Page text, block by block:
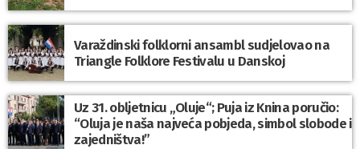
Varaždinski folklorni ansambl sudjelovao na
Triangle Folklore Festivalu u Danskoj
Uz 31. obljetnicu „Oluje“; Puja iz Knina poručio:
“Oluja je naša najveća pobjeda, simbol slobode i
zajedništva!”